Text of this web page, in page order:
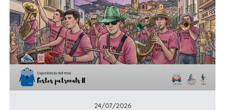
24/07/2026